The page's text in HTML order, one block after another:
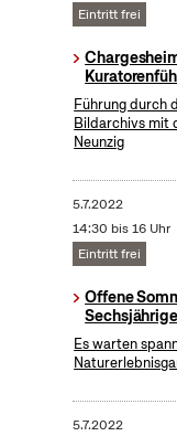
Eintritt frei
Führung durch
Bildarchivs mit
Neunzig
5.7.2022
14:30 bis 16 Uhr
Eintritt frei
Offene
Es warten
5.7.2022